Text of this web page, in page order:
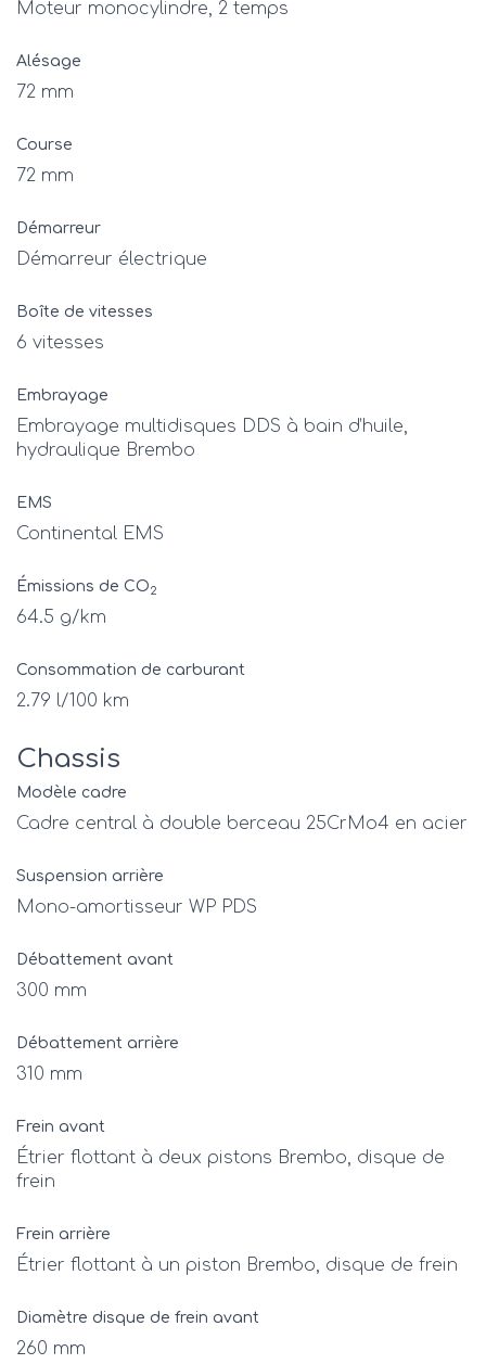
Moteur monocylindre, 2 temps
Alésage
72 mm
Course
72 mm
Démarreur
Démarreur électrique
Boîte de vitesses
6 vitesses
Embrayage
Embrayage multidisques DDS à bain d’huile,
hydraulique Brembo
EMS
Continental EMS
Émissions de CO2
64.5 g/km
Consommation de carburant
2.79 l/100 km
Chassis
Modèle cadre
Cadre central à double berceau 25CrMo4 en acier
Suspension arrière
Mono-amortisseur WP PDS
Débattement avant
300 mm
Débattement arrière
310 mm
Frein avant
Étrier flottant à deux pistons Brembo, disque de
frein
Frein arrière
Étrier flottant à un piston Brembo, disque de frein
Diamètre disque de frein avant
260 mm